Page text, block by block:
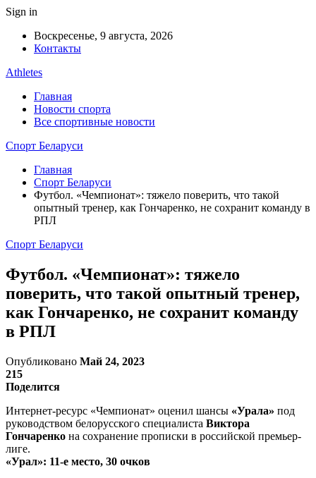
Sign in
Воскресенье, 9 августа, 2026
Контакты
Athletes
Главная
Новости спорта
Все спортивные новости
Спорт Беларуси
Главная
Спорт Беларуси
Футбол. «Чемпионат»: тяжело поверить, что такой
опытный тренер, как Гончаренко, не сохранит команду в
РПЛ
Спорт Беларуси
Футбол. «Чемпионат»: тяжело
поверить, что такой опытный тренер,
как Гончаренко, не сохранит команду
в РПЛ
Опубликовано Май 24, 2023
215
Поделится
Интернет-ресурс «Чемпионат» оценил шансы «Урала» под
руководством белорусского специалиста Виктора
Гончаренко на сохранение прописки в российской премьер-
лиге.
«Урал»: 11-е место, 30 очков